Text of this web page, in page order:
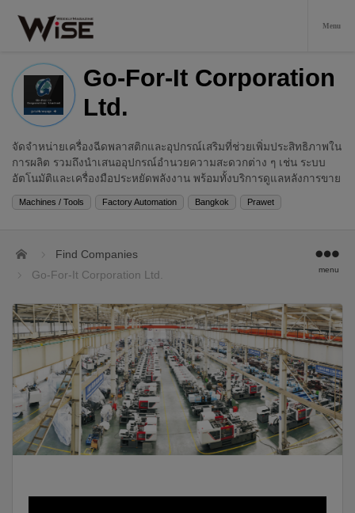
Go-For-It Corporation
Ltd.
จัดจำหน่ายเครื่องฉีดพลาสติกและอุปกรณ์เสริมที่ช่วยเพิ่มประสิทธิภาพใน
การผลิต รวมถึงนำเสนออุปกรณ์อำนวยความสะดวกต่าง ๆ เช่น ระบบ
อัตโนมัติและเครื่องมือประหยัดพลังงาน พร้อมทั้งบริการดูแลหลังการขาย
Machines / Tools Factory Automation Bangkok Prawet
Home
Find Companies
Go-For-It Corporation Ltd.
menu